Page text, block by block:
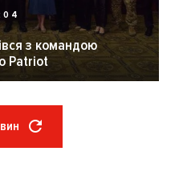
з командою
Patriot